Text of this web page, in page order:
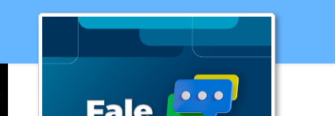
Secretarias Cidade